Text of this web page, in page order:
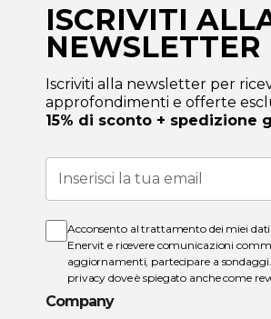
ISCRIVITI
NEWSLETTER
Iscriviti alla newsletter per
approfondimenti e offerte
15% di sconto + spedizione
Iscriviti
alla
nostra
Acconsento al trattamento dei miei
Enervit e ricevere comunicazioni
aggiornamenti, partecipare a sondaggi.
privacy dove è spiegato anche come
Company